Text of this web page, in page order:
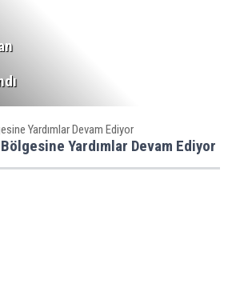
Yardımlar Devam Ediyor